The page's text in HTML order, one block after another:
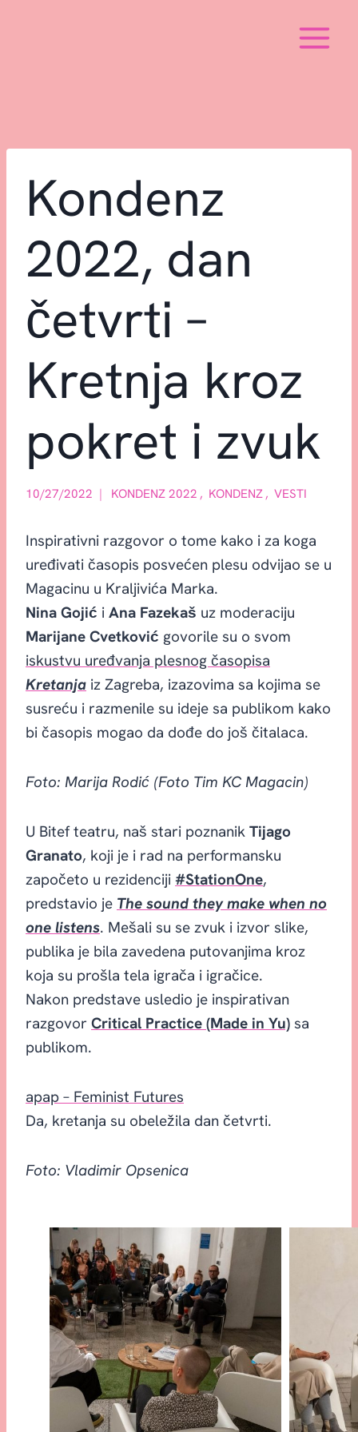
Kondenz
2022, dan
četvrti –
Kretnja kroz
pokret i zvuk
10/27/2022 KONDENZ 2022 , KONDENZ , VESTI
Inspirativni razgovor o tome kako i za koga
uređivati časopis posvećen plesu odvijao se u
Magacinu u Kraljivića Marka.
Nina Gojić i Ana Fazekaš uz moderaciju
Marijane Cvetković govorile su o svom
iskustvu uređvanja plesnog časopisa
Kretanja iz Zagreba, izazovima sa kojima se
susreću i razmenile su ideje sa publikom kako
bi časopis mogao da dođe do još čitalaca.
Foto: Marija Rodić (Foto Tim KC Magacin)
U Bitef teatru, naš stari poznanik Tijago
Granato, koji je i rad na performansku
započeto u rezidenciji #StationOne,
predstavio je The sound they make when no
one listens. Mešali su se zvuk i izvor slike,
publika je bila zavedena putovanjima kroz
koja su prošla tela igrača i igračice.
Nakon predstave usledio je inspirativan
razgovor Critical Practice (Made in Yu) sa
publikom.
apap – Feminist Futures
Da, kretanja su obeležila dan četvrti.
Foto: Vladimir Opsenica